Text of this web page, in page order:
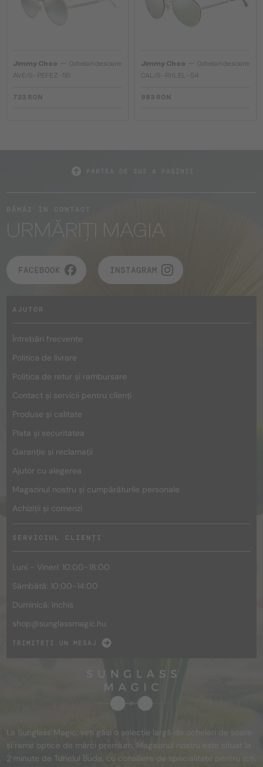
Jimmy Choo
Ochelari de soare
AVE/S - PEFEZ - 58
723 RON
Jimmy Choo
Ochelari de soare
CAL/S - RHLEL - 54
983 RON
URMĂRIȚI MAGIA
FACEBOOK INSTAGRAM
AJUTOR
Întrebări frecvente
Politica de livrare
Politica de retur și rambursare
Contact și servicii pentru clienți
Produse și calitate
Plata și securitatea
Garanție și reclamații
Ajutor cu alegerea
Magazinul nostru și cumpărăturile personale
Achiziții și comenzi
SERVICIUL CLIENȚI
Luni - Vineri: 10:00-18:00
Sâmbătă: 10:00-14:00
Duminică: închis
shop@sunglassmagic.hu
TRIMITEȚI UN MESAJ
La Sunglass Magic, veți găsi o selecție largă de ochelari de soare
și rame optice de mărci premium. Magazinul nostru este situat la
2 minute de Tunelul Buda, cu consiliere de specialitate pentru toți.